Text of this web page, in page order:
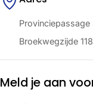
Provinciepassage
Broekwegzijde
Meld je aan